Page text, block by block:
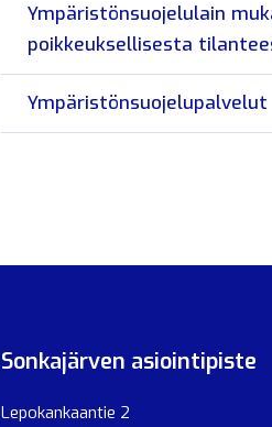
Ympäristönsuojelulain
poikkeuksellisesta
Ympäristönsuojelupalvelut
Sonkajärven asiointipiste
Lepokankaantie 2